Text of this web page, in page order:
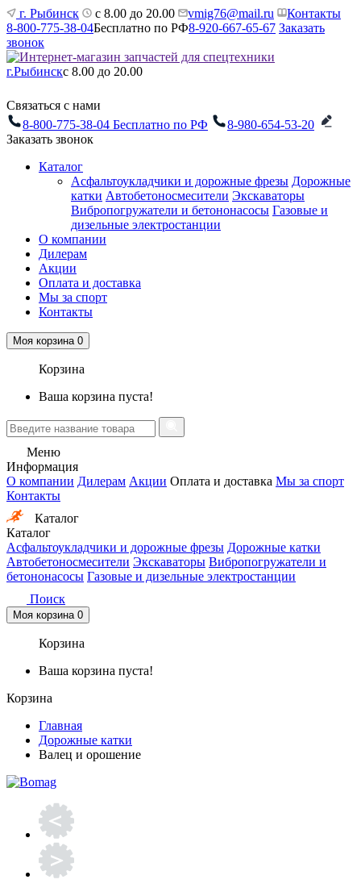
г. Рыбинск с 8.00 до 20.00 vmig76@mail.ru
Контакты
8-800-775-38-04Бесплатно по РФ8-920-667-65-67 Заказать
звонок
г.Рыбинскс 8.00 до 20.00
Связаться с нами
8-800-775-38-04 Бесплатно по РФ
8-980-654-53-20
Заказать звонок
Каталог
Асфальтоукладчики и дорожные фрезы Дорожные
катки Автобетоносмесители Экскаваторы
Вибропогружатели и бетононасосы Газовые и
дизельные электростанции
О компании
Дилерам
Акции
Оплата и доставка
Мы за спорт
Контакты
Моя корзина 0
Корзина
Ваша корзина пуста!
Меню
Информация
О компании Дилерам Акции Оплата и доставка Мы за спорт
Контакты
Каталог
Каталог
Асфальтоукладчики и дорожные фрезы Дорожные катки
Автобетоносмесители Экскаваторы Вибропогружатели и
бетононасосы Газовые и дизельные электростанции
Поиск
Моя корзина 0
Корзина
Ваша корзина пуста!
Корзина
Главная
Дорожные катки
Валец и орошение